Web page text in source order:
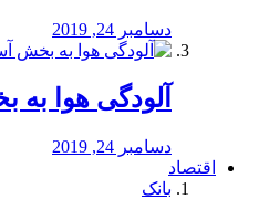
دسامبر 24, 2019
آلودگی هوا
دسامبر 24, 2019
اقتصاد
بانک